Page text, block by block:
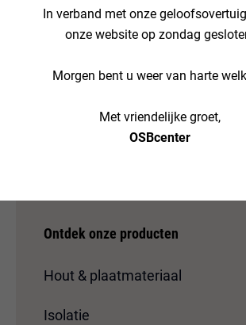
Afmeting: 600x1200x80 mm. (0,72 m²)
Aantal in pak: 6 stuks (4,32 m²)
€21. incl. BTW per plaat
Ontdek onze producten
Hout & plaatmateriaal
Isolatie
In verband met onze
onze website op zondag
Morgen bent u weer van harte
Met vriendelijke groet,
OSBcenter